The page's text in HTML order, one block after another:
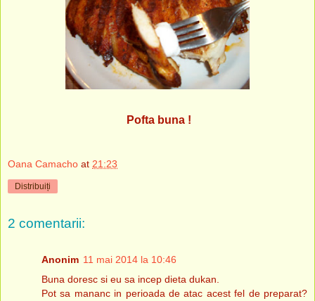
Pofta buna !
Oana Camacho at 21:23
Distribuiți
2 comentarii:
Anonim 11 mai 2014 la 10:46
Buna doresc si eu sa incep dieta dukan.
Pot sa mananc in perioada de atac acest fel de preparat?